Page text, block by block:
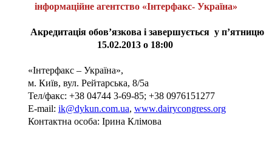
інформаційне агентство «Інтерфакс- Україна»
Акредитація обов’язкова і завершується у п’ятницю
15.02.2013 о 18:00
«Інтерфакс – Україна»,
м. Київ, вул. Рейтарська, 8/5а
Тел/факс: +38 04744 3-69-85; +38 0976151277
E-mail: ik@dykun.com.ua, www.dairycongress.org
Контактна особа: Ірина Клімова